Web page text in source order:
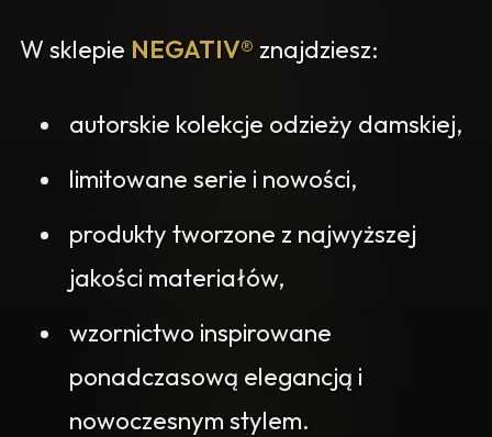
W sklepie NEGATIV® znajdziesz:
autorskie kolekcje odzieży damskiej,
limitowane serie i nowości,
produkty tworzone z najwyższej
jakości materiałów,
wzornictwo inspirowane
ponadczasową elegancją i
nowoczesnym stylem.